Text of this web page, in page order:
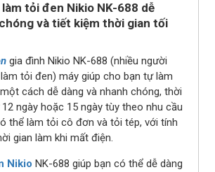
tỏi đen Nikio NK-688 dễ
và tiết kiệm thời gian tối
gia đình Nikio NK-688 (nhiều người
tỏi đen) máy giúp cho bạn tự làm
cách dễ dàng và nhanh chóng, thời
ngày hoặc 15 ngày tùy theo nhu cầu
thể làm tỏi cô đơn và tỏi tép, với tính
gian làm khi mất điện.
Nikio NK-688 giúp bạn có thể dễ dàng